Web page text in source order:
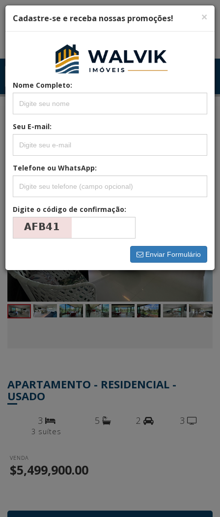
Principal
REFERÊNCIA: VILADOSCORAIS.2
APARTAMENTO NO VILA DOS CORAIS
PAIVA!
APARTAMENTO - RESIDENCIAL -
USADO
3
3 suítes
5 2 3
VENDA
$5,499,900.00
×
Cadastre-se e receba nossas promoções!
Nome Completo:
Seu E-mail:
Telefone ou WhatsApp:
Digite o código de confirmação:
Enviar Formulário